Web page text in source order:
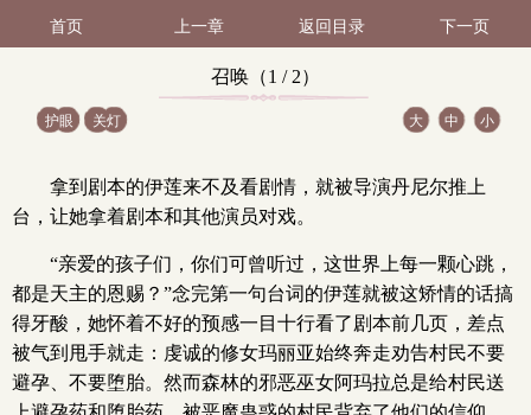
首页 上一章 返回目录 下一页
召唤（1 / 2）
护眼 关灯 大 中 小
拿到剧本的伊莲来不及看剧情，就被导演丹尼尔推上
台，让她拿着剧本和其他演员对戏。
“亲爱的孩子们，你们可曾听过，这世界上每一颗心跳，
都是天主的恩赐？”念完第一句台词的伊莲就被这矫情的话搞
得牙酸，她怀着不好的预感一目十行看了剧本前几页，差点
被气到甩手就走：虔诚的修女玛丽亚始终奔走劝告村民不要
避孕、不要堕胎。然而森林的邪恶巫女阿玛拉总是给村民送